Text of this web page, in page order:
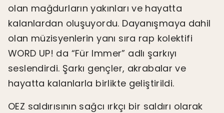
olan mağdurların yakınları ve hayatta
kalanlardan oluşuyordu. Dayanışmaya dahil
olan müzisyenlerin yanı sıra rap kolektifi
WORD UP! da “Für Immer” adlı şarkıyı
seslendirdi. Şarkı gençler, akrabalar ve
hayatta kalanlarla birlikte geliştirildi.
OEZ saldırısının sağcı ırkçı bir saldırı olarak